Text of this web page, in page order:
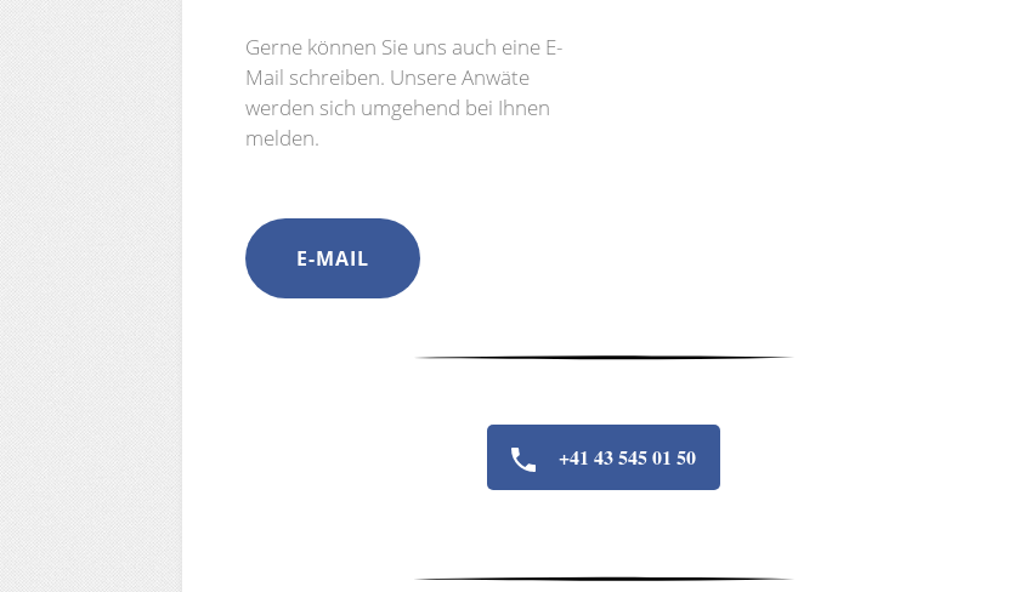
Gerne können Sie uns auch eine E-
Mail schreiben. Unsere Anwäte
werden sich umgehend bei Ihnen
melden.
E-MAIL
+41 43 545 01 50